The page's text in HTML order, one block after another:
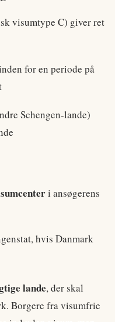
visumtype C) giver ret
for en periode på
Schengen-lande)
i ansøgerens
hvis Danmark
lande, der skal
Borgere fra visumfrie